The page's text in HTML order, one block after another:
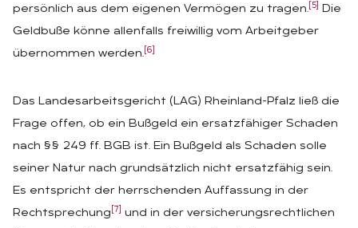
persönlich aus dem eigenen Vermögen zu tragen. [5]
Die
Geldbuße könne allenfalls freiwillig vom Arbeitgeber
übernommen werden. [6]
Das Landesarbeitsgericht (LAG) Rheinland-Pfalz ließ die
Frage offen, ob ein Bußgeld ein ersatzfähiger Schaden
nach §§ 249 ff. BGB ist. Ein Bußgeld als Schaden solle
seiner Natur nach grundsätzlich nicht ersatzfähig sein.
Es entspricht der herrschenden Auffassung in der
Rechtsprechung [7]
und in der versicherungsrechtlichen